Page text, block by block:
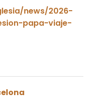
news/2026-
papa-viaje-